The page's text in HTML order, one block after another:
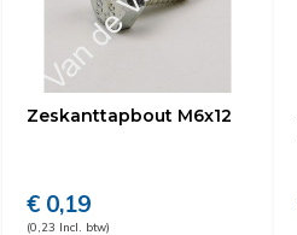
Zeskanttapbout M6x12
€ 0,19
(0,23 Incl. btw)